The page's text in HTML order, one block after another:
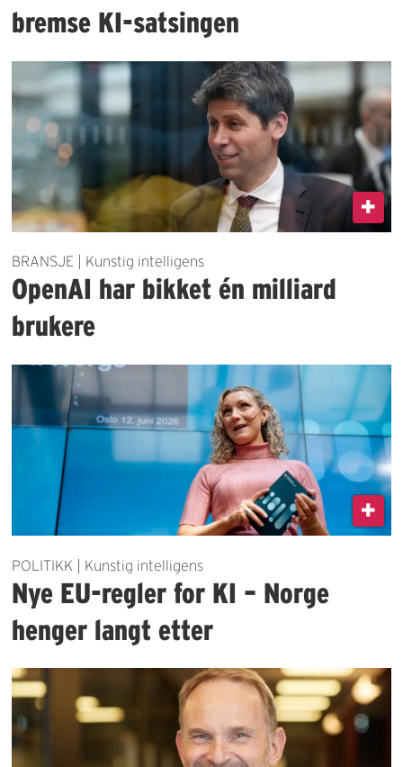
bremse KI-satsingen
BRANSJE | Kunstig intelligens
OpenAI har bikket én milliard
brukere
POLITIKK | Kunstig intelligens
Nye EU-regler for KI – Norge
henger langt etter